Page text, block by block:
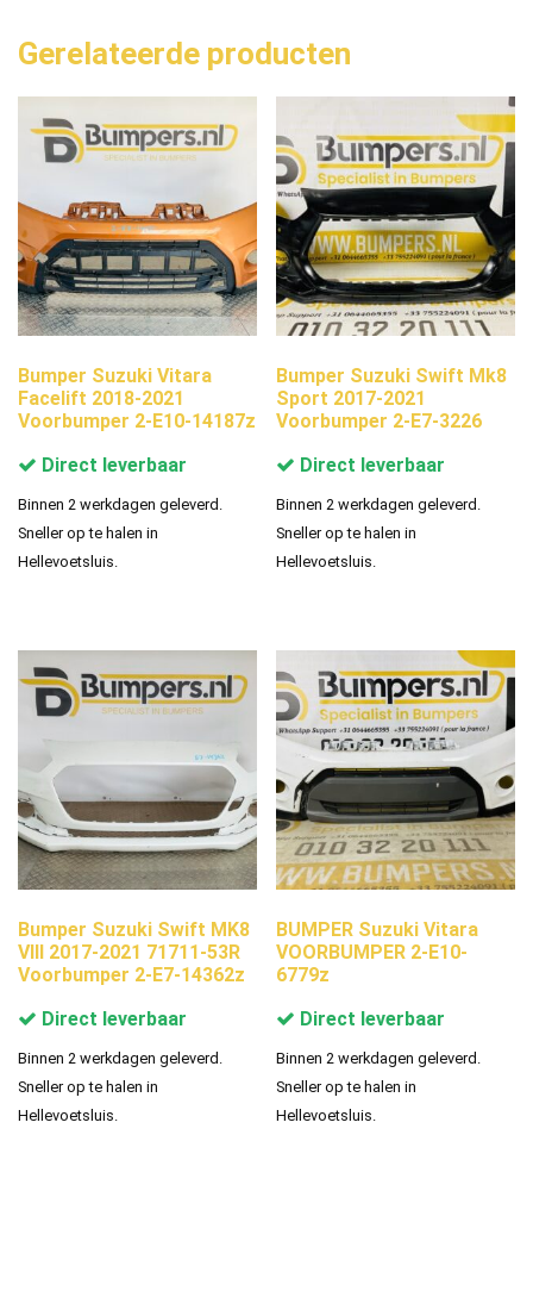
Gerelateerde producten
Bumper Suzuki Vitara
Facelift 2018-2021
Voorbumper 2-E10-14187z
Direct leverbaar
Binnen 2 werkdagen geleverd.
Sneller op te halen in
Hellevoetsluis.
Bumper Suzuki Swift Mk8
Sport 2017-2021
Voorbumper 2-E7-3226
Direct leverbaar
Binnen 2 werkdagen geleverd.
Sneller op te halen in
Hellevoetsluis.
Bumper Suzuki Swift MK8
VIII 2017-2021 71711-53R
Voorbumper 2-E7-14362z
Direct leverbaar
Binnen 2 werkdagen geleverd.
Sneller op te halen in
Hellevoetsluis.
BUMPER Suzuki Vitara
VOORBUMPER 2-E10-
6779z
Direct leverbaar
Binnen 2 werkdagen geleverd.
Sneller op te halen in
Hellevoetsluis.